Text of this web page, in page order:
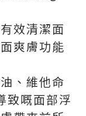
效清潔面
爽膚功能
、維他命
致嘅面部浮